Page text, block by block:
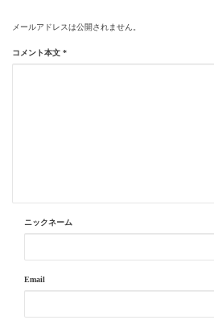
メールアドレスは公開されません。
コメント本文 *
ニックネーム
Email